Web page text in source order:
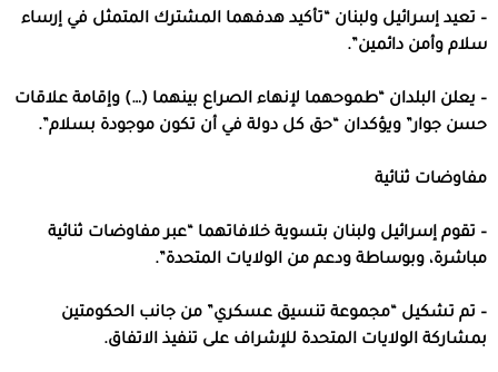
– تعيد إسرائيل ولبنان “تأكيد هدفهما المشترك المتمثل في إرساء
سلام وأمن دائمين”.
– يعلن البلدان “طموحهما لإنهاء الصراع بينهما (…) وإقامة علاقات
حسن جوار” ويؤكدان “حق كل دولة في أن تكون موجودة بسلام”.
مفاوضات ثنائية
– تقوم إسرائيل ولبنان بتسوية خلافاتهما “عبر مفاوضات ثنائية
مباشرة، وبوساطة ودعم من الولايات المتحدة”.
– تم تشكيل “مجموعة تنسيق عسكري” من جانب الحكومتين
بمشاركة الولايات المتحدة للإشراف على تنفيذ الاتفاق.